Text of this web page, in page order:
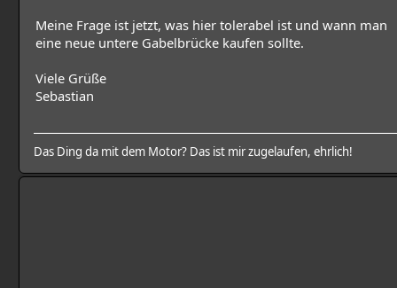
Meine Frage ist jetzt, was hier tolerabel ist und wann man
eine neue untere Gabelbrücke kaufen sollte.
Viele Grüße
Sebastian
Das Ding da mit dem Motor? Das ist mir zugelaufen, ehrlich!